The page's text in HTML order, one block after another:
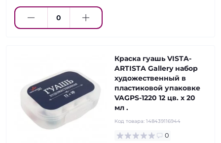
Краска гуашь VISTA-
ARTISTA Gallery набор
художественный в
пластиковой упаковке
VAGPS-1220 12 цв. х 20
мл .
Код товара: 148439116944
0